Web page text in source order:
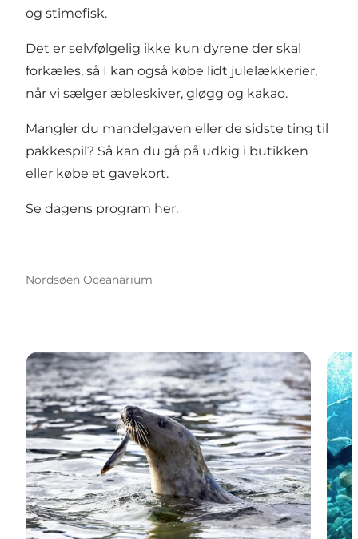
og stimefisk.
Det er selvfølgelig ikke kun dyrene der skal
forkæles, så I kan også købe lidt julelækkerier,
når vi sælger æbleskiver, gløgg og kakao.
Mangler du mandelgaven eller de sidste ting til
pakkespil? Så kan du gå på udkig i butikken
eller købe et gavekort.
Se dagens program her.
Nordsøen Oceanarium